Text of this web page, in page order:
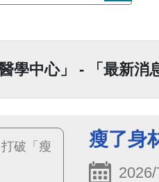
學中心」 - 「最新消
瘦了身